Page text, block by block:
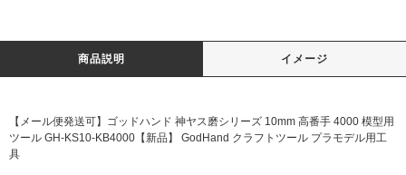
商品説明 イメージ
【メール便発送可】ゴッドハンド 神ヤス磨シリーズ 10mm 高番手 4000 模型用
ツール GH-KS10-KB4000【新品】 GodHand クラフトツール プラモデル用工
具